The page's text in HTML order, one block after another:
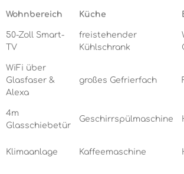
Wohnbereich Küche
50-Zoll Smart-
TV
freistehender
Kühlschrank
WiFi über
Glasfaser &
Alexa
großes Gefrierfach
4m
Glasschiebetür
Geschirrspülmaschine
Klimaanlage Kaffeemaschine